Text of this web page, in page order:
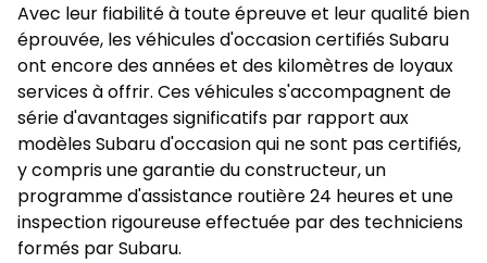
Avec leur fiabilité à toute épreuve et leur qualité bien
éprouvée, les véhicules d'occasion certifiés Subaru
ont encore des années et des kilomètres de loyaux
services à offrir. Ces véhicules s'accompagnent de
série d'avantages significatifs par rapport aux
modèles Subaru d'occasion qui ne sont pas certifiés,
y compris une garantie du constructeur, un
programme d'assistance routière 24 heures et une
inspection rigoureuse effectuée par des techniciens
formés par Subaru.